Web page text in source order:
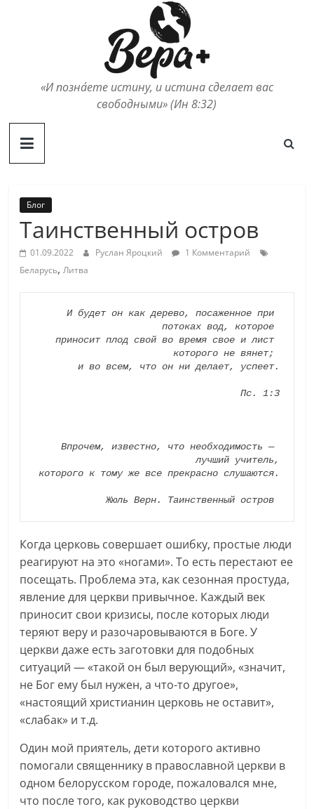
«И позна́ете истину, и истина сделает вас
свободными» (Ин 8:32)
Блог
Таинственный остров
01.09.2022 Руслан Яроцкий
1 Комментарий
Беларусь,Литва
И будет он как дерево, посаженное при
потоках вод,
которое
приносит плод свой во время свое и лист
которого не вянет;
и во всем, что он ни делает, успеет.
Пс. 1:3
Впрочем, известно, что необходимость —
лучший учитель,
которого к тому же все прекрасно слушаются.
Жюль Верн. Таинственный остров
Когда церковь совершает ошибку, простые люди
реагируют на это «ногами». То есть перестают ее
посещать. Проблема эта, как сезонная простуда,
явление для церкви привычное. Каждый век
приносит свои кризисы, после которых люди
теряют веру и разочаровываются в Боге. У
церкви даже есть заготовки для подобных
ситуаций — «такой он был верующий», «значит,
не Бог ему был нужен, а что-то другое»,
«настоящий христианин церковь не оставит»,
«слабак» и т.д.
Один мой приятель, дети которого активно
помогали священнику в православной церкви в
одном белорусском городе, пожаловался мне,
что после того, как руководство церкви